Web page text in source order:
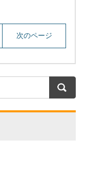
次のページ